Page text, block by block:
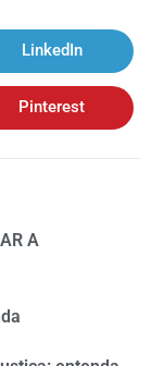
LinkedIn
Pinterest
A